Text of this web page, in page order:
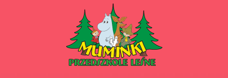
PRZEDSZKOLE PIOTRKÓW
PRZEDSZKOLE KLESZCZÓW